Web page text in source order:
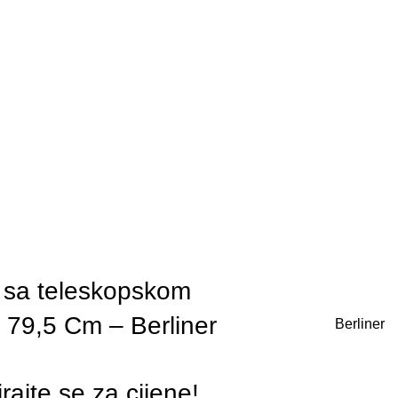
teleskopskom
79,5 Cm – Berliner
Berliner